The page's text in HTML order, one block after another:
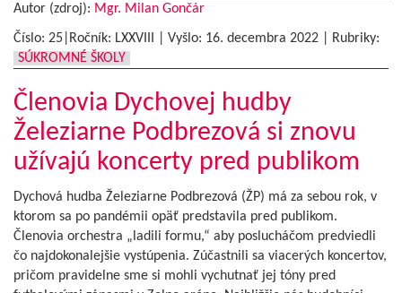
Autor (zdroj): Mgr. Milan Gončár
Číslo: 25|Ročník: LXXVIII | Vyšlo: 16. decembra 2022
Rubriky:
SÚKROMNÉ ŠKOLY
Členovia Dychovej hudby
Železiarne Podbrezová si znovu
užívajú koncerty pred publikom
Dychová hudba Železiarne Podbrezová (ŽP) má za sebou rok, v
ktorom sa po pandémii opäť predstavila pred publikom.
Členovia orchestra „ladili formu,“ aby poslucháčom predviedli
čo najdokonalejšie vystúpenia. Zúčastnili sa viacerých koncertov,
pričom pravidelne sme si mohli vychutnať jej tóny pred